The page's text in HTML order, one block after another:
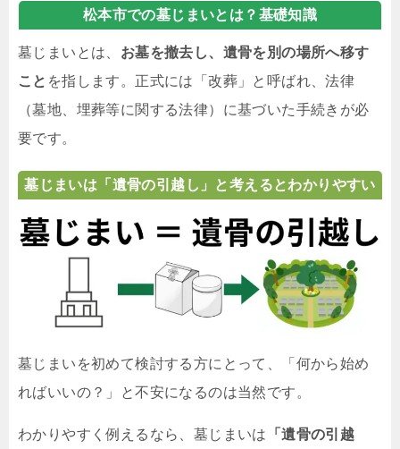
松本市での墓じまいとは？基礎知識
墓じまいとは、 お墓を撤去し、遺骨を別の場所へ移す
こと を指します。正式には「改葬」と呼ばれ、法律
（墓地、埋葬等に関する法律）に基づいた手続きが必
要です。
墓じまいは「遺骨の引越し」と考えるとわかりやすい
墓じまいを初めて検討する方にとって、「何から始め
ればいいの？」と不安になるのは当然です。
わかりやすく例えるなら、墓じまいは
「遺骨の引越